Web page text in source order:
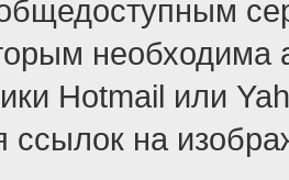
Hotmail или
ссылок на